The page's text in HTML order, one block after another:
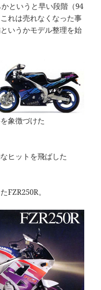
というと早い段階（94
れは売れなくなった事
いうかモデル整理を始
象徴づけた
ヒットを飛ばした
FZR250R。